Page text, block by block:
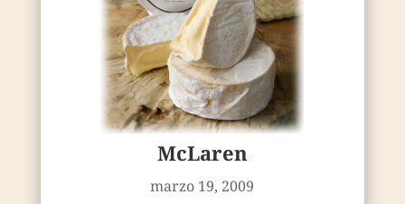
McLaren
marzo 19, 2009